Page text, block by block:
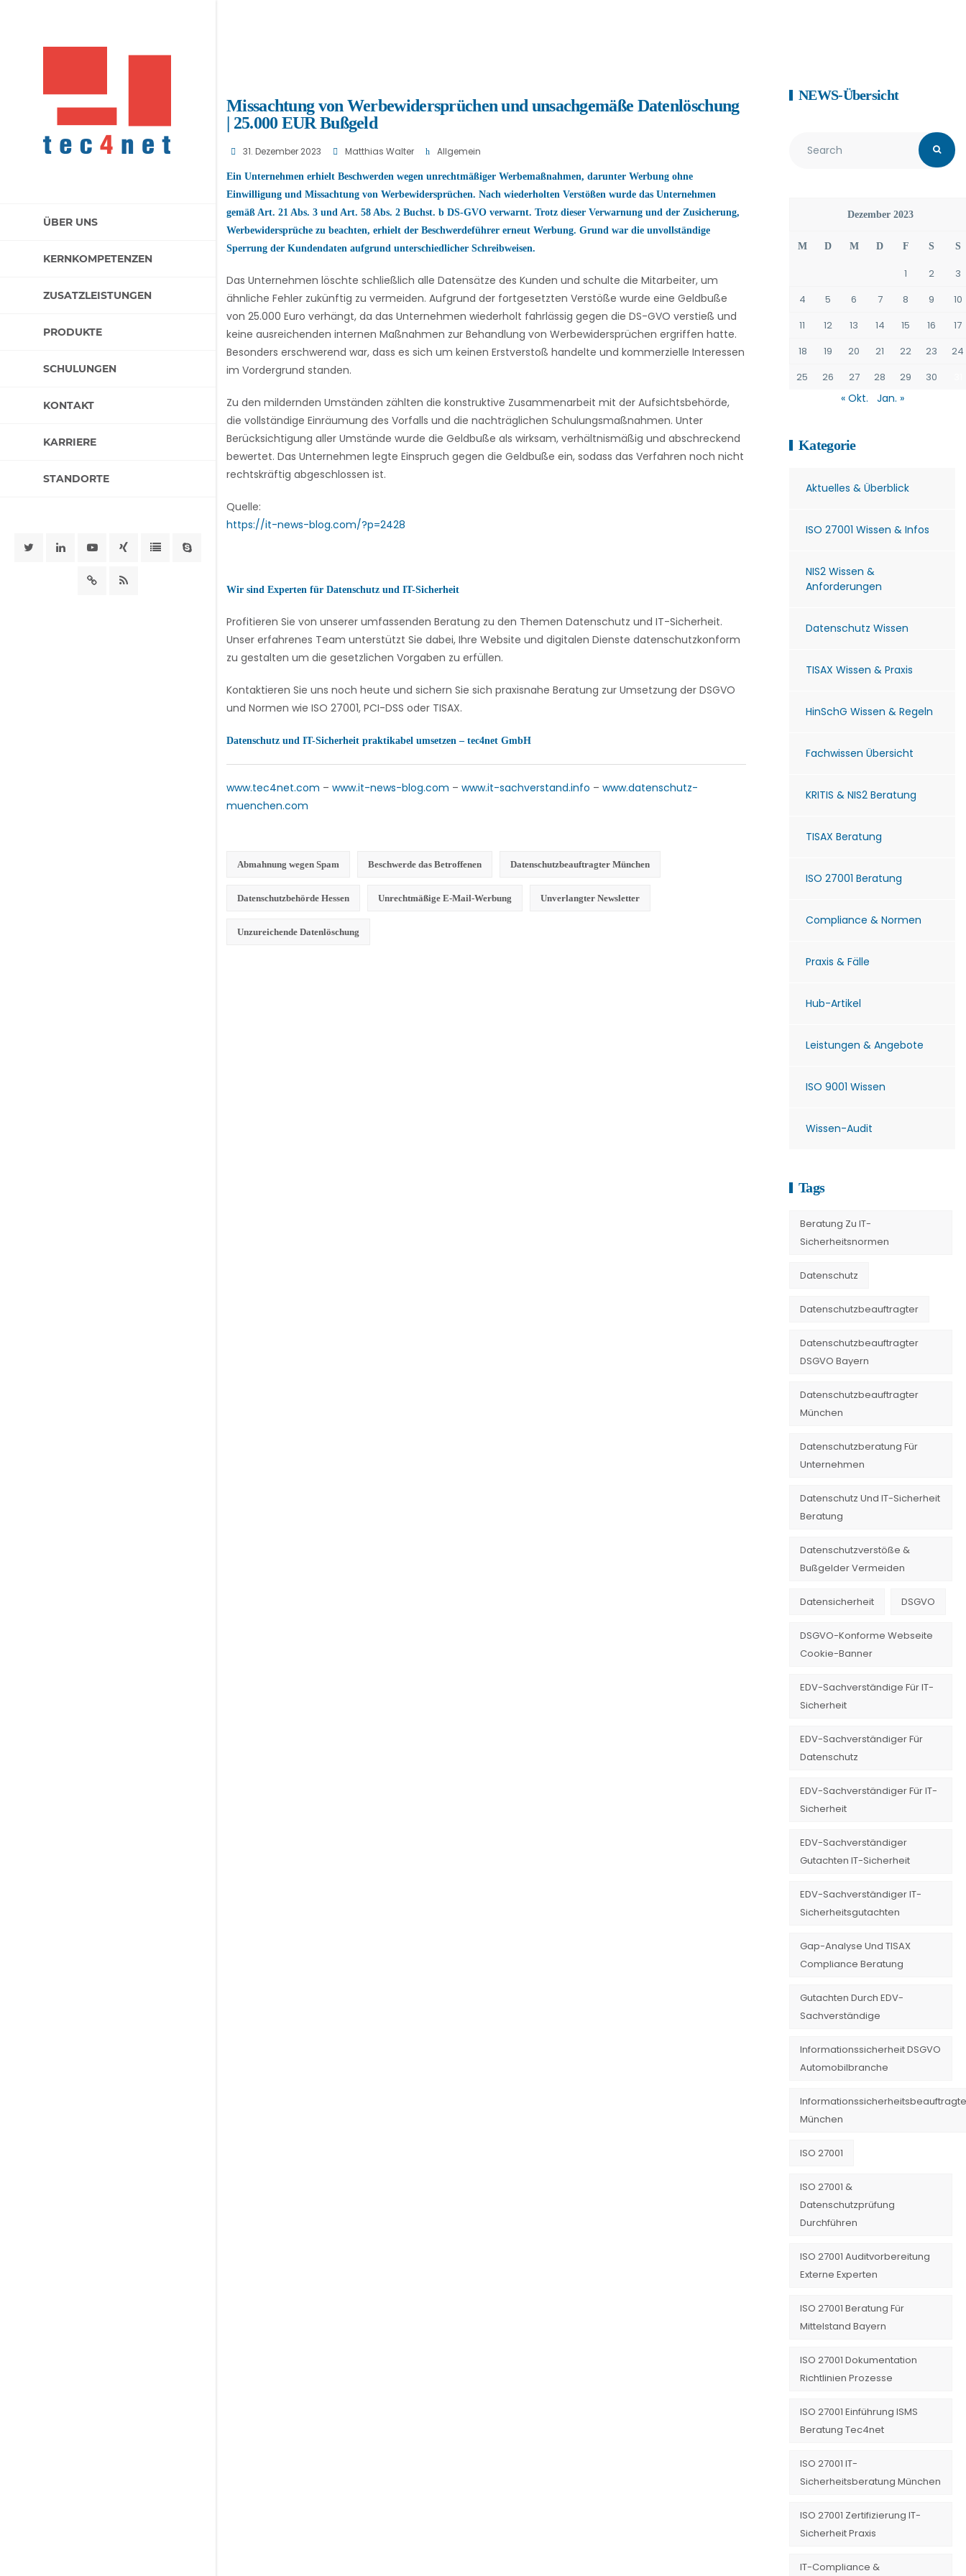
ÜBER UNS
KERNKOMPETENZEN
ZUSATZLEISTUNGEN
PRODUKTE
SCHULUNGEN
KONTAKT
KARRIERE
STANDORTE
Missachtung von Werbewidersprüchen und unsachgemäße Datenlöschung
| 25.000 EUR Bußgeld
31. Dezember 2023 Matthias Walter Allgemein
Ein Unternehmen erhielt Beschwerden wegen unrechtmäßiger Werbemaßnahmen, darunter Werbung ohne
Einwilligung und Missachtung von Werbewidersprüchen. Nach wiederholten Verstößen wurde das Unternehmen
gemäß Art. 21 Abs. 3 und Art. 58 Abs. 2 Buchst. b DS-GVO verwarnt. Trotz dieser Verwarnung und der Zusicherung,
Werbewidersprüche zu beachten, erhielt der Beschwerdeführer erneut Werbung. Grund war die unvollständige
Sperrung der Kundendaten aufgrund unterschiedlicher Schreibweisen.
Das Unternehmen löschte schließlich alle Datensätze des Kunden und schulte die Mitarbeiter, um
ähnliche Fehler zukünftig zu vermeiden. Aufgrund der fortgesetzten Verstöße wurde eine Geldbuße
von 25.000 Euro verhängt, da das Unternehmen wiederholt fahrlässig gegen die DS-GVO verstieß und
keine ausreichenden internen Maßnahmen zur Behandlung von Werbewidersprüchen ergriffen hatte.
Besonders erschwerend war, dass es sich um keinen Erstverstoß handelte und kommerzielle Interessen
im Vordergrund standen.
Zu den mildernden Umständen zählten die konstruktive Zusammenarbeit mit der Aufsichtsbehörde,
die vollständige Einräumung des Vorfalls und die nachträglichen Schulungsmaßnahmen. Unter
Berücksichtigung aller Umstände wurde die Geldbuße als wirksam, verhältnismäßig und abschreckend
bewertet. Das Unternehmen legte Einspruch gegen die Geldbuße ein, sodass das Verfahren noch nicht
rechtskräftig abgeschlossen ist.
Quelle:
https://it-news-blog.com/?p=2428
Wir sind Experten für Datenschutz und IT-Sicherheit
Profitieren Sie von unserer umfassenden Beratung zu den Themen Datenschutz und IT-Sicherheit.
Unser erfahrenes Team unterstützt Sie dabei, Ihre Website und digitalen Dienste datenschutzkonform
zu gestalten um die gesetzlichen Vorgaben zu erfüllen.
Kontaktieren Sie uns noch heute und sichern Sie sich praxisnahe Beratung zur Umsetzung der DSGVO
und Normen wie ISO 27001, PCI-DSS oder TISAX.
Datenschutz und IT-Sicherheit praktikabel umsetzen – tec4net GmbH
www.tec4net.com – www.it-news-blog.com – www.it-sachverstand.info – www.datenschutz-
muenchen.com
Abmahnung wegen Spam Beschwerde das Betroffenen Datenschutzbeauftragter München
Datenschutzbehörde Hessen Unrechtmäßige E-Mail-Werbung Unverlangter Newsletter
Unzureichende Datenlöschung
NEWS-Übersicht
Dezember 2023
M D M D F S S
1 2
3
4
5 6 7 8 9
10
11
12 13 14 15 16
17
18
19 20 21 22 23
24
25
26 27 28 29 30
« Okt. Jan. »
Kategorie
Aktuelles & Überblick
ISO 27001 Wissen & Infos
NIS2 Wissen &
Anforderungen
Datenschutz Wissen
TISAX Wissen & Praxis
HinSchG Wissen & Regeln
Fachwissen Übersicht
KRITIS & NIS2 Beratung
TISAX Beratung
ISO 27001 Beratung
Compliance & Normen
Praxis & Fälle
Hub-Artikel
Leistungen & Angebote
ISO 9001 Wissen
Wissen-Audit
Tags
Beratung Zu IT-
Sicherheitsnormen
Datenschutz
Datenschutzbeauftragter
Datenschutzbeauftragter
DSGVO Bayern
Datenschutzbeauftragter
München
Datenschutzberatung Für
Unternehmen
Datenschutz Und IT-Sicherheit
Beratung
Datenschutzverstöße &
Bußgelder Vermeiden
Datensicherheit DSGVO
DSGVO-Konforme Webseite
Cookie-Banner
EDV-Sachverständige Für IT-
Sicherheit
EDV-Sachverständiger Für
Datenschutz
EDV-Sachverständiger Für IT-
Sicherheit
EDV-Sachverständiger
Gutachten IT-Sicherheit
EDV-Sachverständiger IT-
Sicherheitsgutachten
Gap-Analyse Und TISAX
Compliance Beratung
Gutachten Durch EDV-
Sachverständige
Informationssicherheit DSGVO
Automobilbranche
München
ISO 27001
ISO 27001 &
Datenschutzprüfung
Durchführen
ISO 27001 Auditvorbereitung
Externe Experten
ISO 27001 Beratung Für
Mittelstand Bayern
ISO 27001 Dokumentation
Richtlinien Prozesse
ISO 27001 Einführung ISMS
Beratung Tec4net
ISO 27001 IT-
Sicherheitsberatung München
ISO 27001 Zertifizierung IT-
Sicherheit Praxis
IT-Compliance &